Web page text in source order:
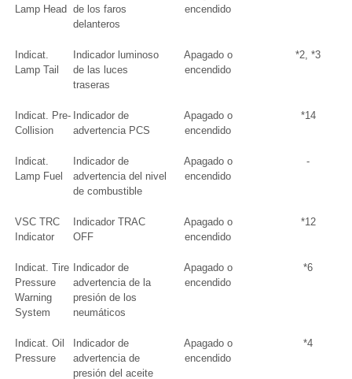
Lamp Head de los faros
delanteros
encendido
Indicat.
Lamp Tail
Indicador luminoso
de las luces
traseras
Apagado o
encendido
*2, *3
Indicat. Pre-
Collision
Indicador de
advertencia PCS
Apagado o
encendido
*14
Indicat.
Lamp Fuel
Indicador de
advertencia del nivel
de combustible
Apagado o
encendido
-
VSC TRC
Indicator
Indicador TRAC
OFF
Apagado o
encendido
*12
Indicat. Tire
Pressure
Warning
System
Indicador de
advertencia de la
presión de los
neumáticos
Apagado o
encendido
*6
Indicat. Oil
Pressure
Indicador de
advertencia de
presión del aceite
Apagado o
encendido
*4